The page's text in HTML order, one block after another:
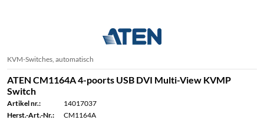
KVM-Switches, automatisch
ATEN CM1164A 4-poorts USB DVI Multi-View KVMP
Switch
Artikel nr.:
14017037
Herst.-Art.-Nr.:
CM1164A